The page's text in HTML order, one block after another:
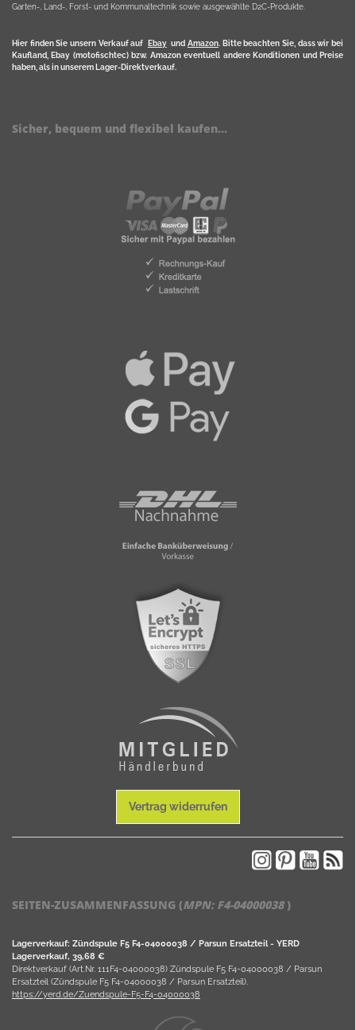
Garten-, Land-, Forst- und Kommunaltechnik sowie ausgewählte D2C-Produkte.
Hier finden Sie unsern Verkauf auf Ebayund Amazon. Bitte beachten Sie, dass wir bei
Kaufland, Ebay (motofischtec) bzw. Amazon eventuell andere Konditionen und Preise
haben, als in unserem Lager-Direktverkauf.
Sicher, bequem und flexibel kaufen...
Vertrag widerrufen
SEITEN-ZUSAMMENFASSUNG (MPN: F4-04000038)
Lagerverkauf: Zündspule F5 F4-04000038 / Parsun Ersatzteil - YERD
Lagerverkauf, 39,68 €
Direktverkauf (Art.Nr. 111F4-04000038) Zündspule F5 F4-04000038 / Parsun
Ersatzteil (Zündspule F5 F4-04000038 / Parsun Ersatzteil).
https://yerd.de/Zuendspule-F5-F4-04000038